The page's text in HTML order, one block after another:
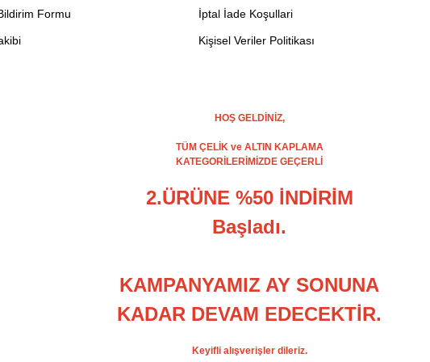
Formu İptal İade Koşullari
Kişisel Veriler Politikası
HOŞ GELDİNİZ,
TÜM ÇELİK ve ALTIN KAPLAMA
KATEGORİLERİMİZDE GEÇERLİ
2.ÜRÜNE %50 İNDİRİM
Başladı.
KAMPANYAMIZ AY SONUNA
KADAR DEVAM EDECEKTİR.
Keyifli alışverişler dileriz.